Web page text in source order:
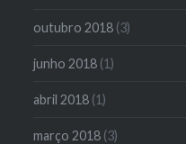
outubro 2018 (3)
junho 2018 (1)
abril 2018 (1)
março 2018 (3)